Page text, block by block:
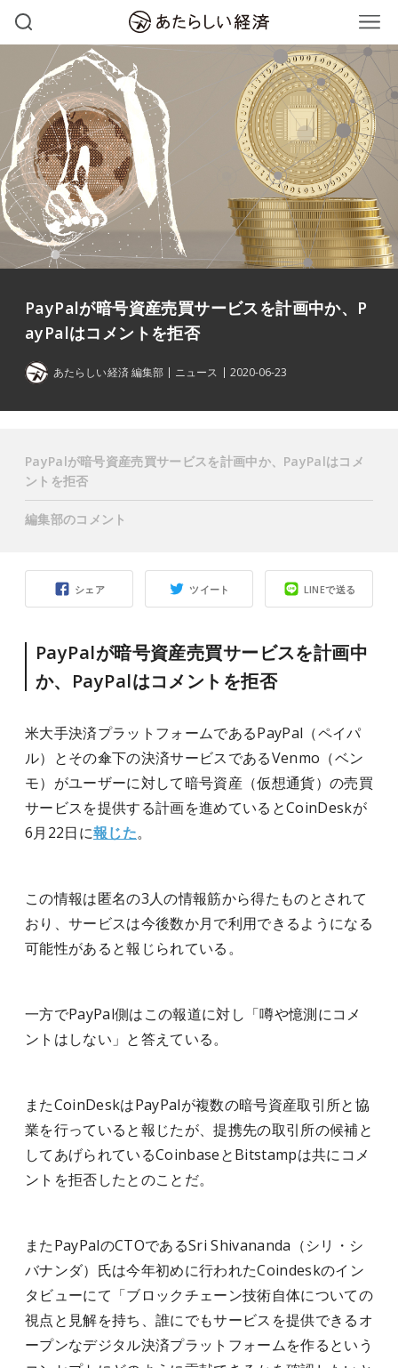
PayPalが暗号資産売買サービスを計画中か、P
ayPalはコメントを拒否
あたらしい経済 編集部 ニュース 2020-06-23
シェア ツイート LINEで送る
PayPalが暗号資産売買サービスを計画中
か、PayPalはコメントを拒否
米大手決済プラットフォームであるPayPal（ペイパ
ル）とその傘下の決済サービスであるVenmo（ベン
モ）がユーザーに対して暗号資産（仮想通貨）の売買
サービスを提供する計画を進めているとCoinDeskが
6月22日に報じた。
この情報は匿名の3人の情報筋から得たものとされて
おり、サービスは今後数か月で利用できるようになる
可能性があると報じられている。
一方でPayPal側はこの報道に対し「噂や憶測にコメ
ントはしない」と答えている。
またCoinDeskはPayPalが複数の暗号資産取引所と協
業を行っていると報じたが、提携先の取引所の候補と
してあげられているCoinbaseとBitstampは共にコメ
ントを拒否したとのことだ。
またPayPalのCTOであるSri Shivananda（シリ・シ
バナンダ）氏は今年初めに行われたCoindeskのイン
タビューにて「ブロックチェーン技術自体についての
視点と見解を持ち、誰にでもサービスを提供できるオ
ープンなデジタル決済プラットフォームを作るという
PayPalが暗号資産売買サービスを計画中か、PayPalはコメ
ントを拒否
編集部のコメント